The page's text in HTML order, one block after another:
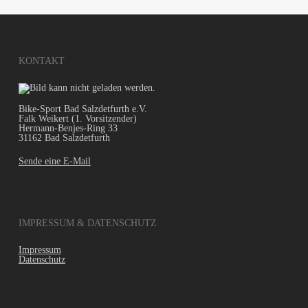
KONTAKT
Bike-Sport Bad Salzdetfurth e.V.
Falk Weikert (1. Vorsitzender)
Hermann-Benjes-Ring 33
31162 Bad Salzdetfurth
Sende eine E-Mail
IMPRESSUM & DATENSCHUTZ
Impressum
Datenschutz